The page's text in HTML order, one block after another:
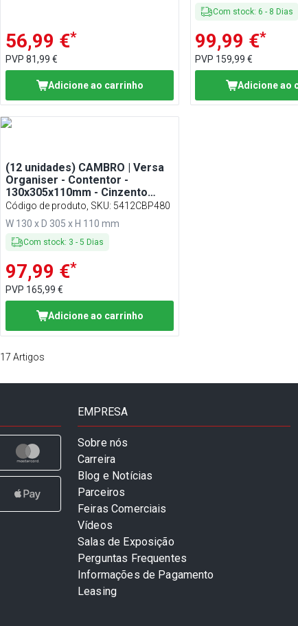
56,99 €*
PVP 81,99 €
Adicione ao carrinho
Com stock: 6 - 8 Dias
99,99 €*
PVP 159,99 €
Adicione ao
(12 unidades) CAMBRO | Versa
Organiser - Contentor -
130x305x110mm - Cinzento
salpicado
Código de produto, SKU: 5412CBP480
W 130 x D 305 x H 110 mm
Com stock: 3 - 5 Dias
97,99 €*
PVP 165,99 €
Adicione ao carrinho
17 Artigos
EMPRESA
Sobre nós
Carreira
Blog e Notícias
Parceiros
Feiras Comerciais
Vídeos
Salas de Exposição
Perguntas Frequentes
Informações de Pagamento
Leasing